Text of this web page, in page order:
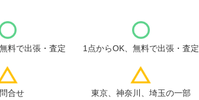
料で出張・査定 1点からOK、無料で出張・査定
合せ 東京、神奈川、埼玉の一部